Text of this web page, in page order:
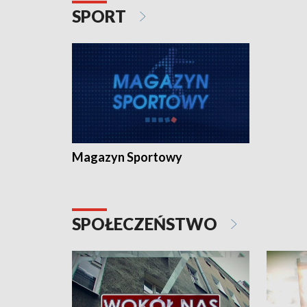
SPORT
Magazyn Sportowy
SPOŁECZEŃSTWO